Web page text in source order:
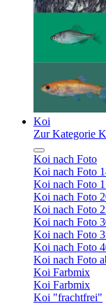
Koi
Zur Kategorie
Koi nach Foto
Koi nach Foto
Koi nach Foto
Koi nach Foto
Koi nach Foto
Koi nach Foto
Koi nach Foto
Koi nach Foto
Koi nach Foto
Koi Farbmix
Koi Farbmix
Koi "frachtfrei"